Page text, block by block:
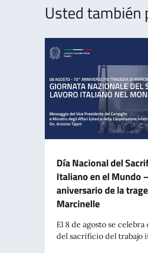
Usted también
Día Nacional del
Italiano en el Mundo
aniversario de la
Marcinelle
El 8 de agosto se celebra
del sacrificio del trabajo